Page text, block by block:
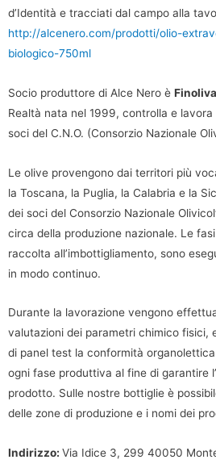
d’Identità e tracciati dal campo alla
http://alcenero.com/prodotti/olio-
biologico-750ml
Socio produttore di Alce Nero è Finoliva
Realtà nata nel 1999, controlla e
soci del C.N.O. (Consorzio Nazionale
Le olive provengono dai territori più
la Toscana, la Puglia, la Calabria e la
dei soci del Consorzio Nazionale
circa della produzione nazionale. Le
raccolta all’imbottigliamento, sono
in modo continuo.
Durante la lavorazione vengono
valutazioni dei parametri chimico fisici,
di panel test la conformità
ogni fase produttiva al fine di garantire
prodotto. Sulle nostre bottiglie è
delle zone di produzione e i nomi dei
Indirizzo: Via Idice 3, 299 40050